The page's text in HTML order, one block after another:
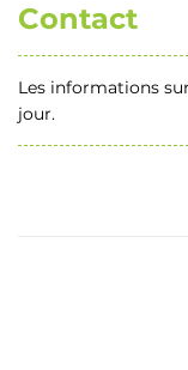
Contact
Les informations
jour.